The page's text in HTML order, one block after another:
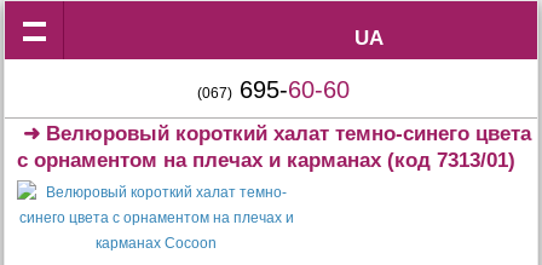
UA
UA
(067) 695-60-60
➜ Велюровый короткий халат темно-синего цвета
с орнаментом на плечах и карманах (код 7313/01)